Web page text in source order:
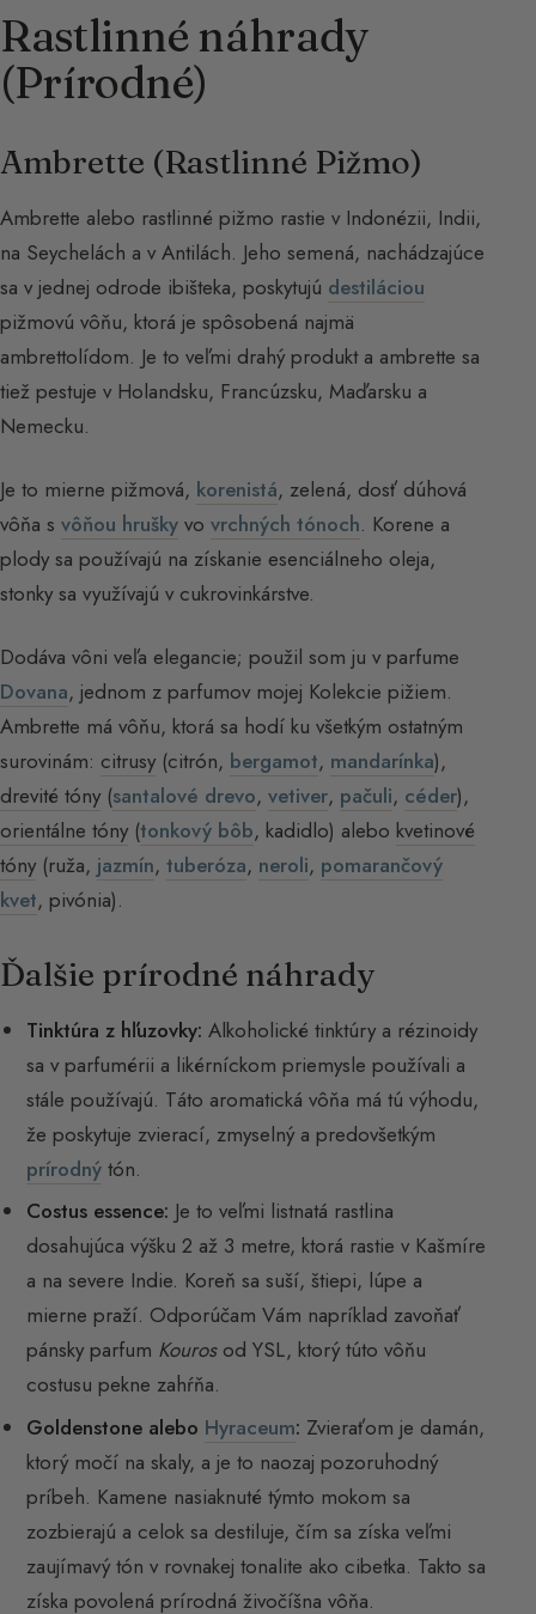
Rastlinné náhrady
(Prírodné)
Ambrette (Rastlinné Pižmo)
Ambrette alebo rastlinné pižmo rastie v Indonézii, Indii,
na Seychelách a v Antilách. Jeho semená, nachádzajúce
sa v jednej odrode ibišteka, poskytujú destiláciou
pižmovú vôňu, ktorá je spôsobená najmä
ambrettolídom. Je to veľmi drahý produkt a ambrette sa
tiež pestuje v Holandsku, Francúzsku, Maďarsku a
Nemecku.
Je to mierne pižmová, korenistá, zelená, dosť dúhová
vôňa s vôňou hrušky vo vrchných tónoch. Korene a
plody sa používajú na získanie esenciálneho oleja,
stonky sa využívajú v cukrovinkárstve.
Dodáva vôni veľa elegancie; použil som ju v parfume
Dovana, jednom z parfumov mojej Kolekcie pižiem.
Ambrette má vôňu, ktorá sa hodí ku všetkým ostatným
surovinám: citrusy (citrón, bergamot, mandarínka),
drevité tóny (santalové drevo, vetiver, pačuli, céder),
orientálne tóny (tonkový bôb, kadidlo) alebo kvetinové
tóny (ruža, jazmín, tuberóza, neroli, pomarančový
kvet, pivónia).
Ďalšie prírodné náhrady
Tinktúra z hľuzovky: Alkoholické tinktúry a rézinoidy
sa v parfumérii a likérníckom priemysle používali a
stále používajú. Táto aromatická vôňa má tú výhodu,
že poskytuje zvierací, zmyselný a predovšetkým
prírodný tón.
Costus essence: Je to veľmi listnatá rastlina
dosahujúca výšku 2 až 3 metre, ktorá rastie v Kašmíre
a na severe Indie. Koreň sa suší, štiepi, lúpe a
mierne praží. Odporúčam Vám napríklad zavoňať
pánsky parfum Kourosod YSL, ktorý túto vôňu
costusu pekne zahŕňa.
Goldenstone alebo Hyraceum: Zvieraťom je damán,
ktorý močí na skaly, a je to naozaj pozoruhodný
príbeh. Kamene nasiaknuté týmto mokom sa
zozbierajú a celok sa destiluje, čím sa získa veľmi
zaujímavý tón v rovnakej tonalite ako cibetka. Takto sa
získa povolená prírodná živočíšna vôňa.